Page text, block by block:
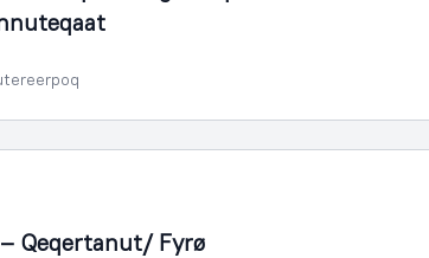
Qeqertanut/ Fyrø